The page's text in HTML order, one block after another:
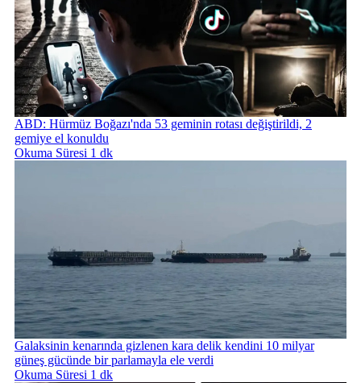
ABD: Hürmüz Boğazı'nda 53 geminin rotası değiştirildi, 2
gemiye el konuldu
Okuma Süresi 1 dk
Galaksinin kenarında gizlenen kara delik kendini 10 milyar
güneş gücünde bir parlamayla ele verdi
Okuma Süresi 1 dk